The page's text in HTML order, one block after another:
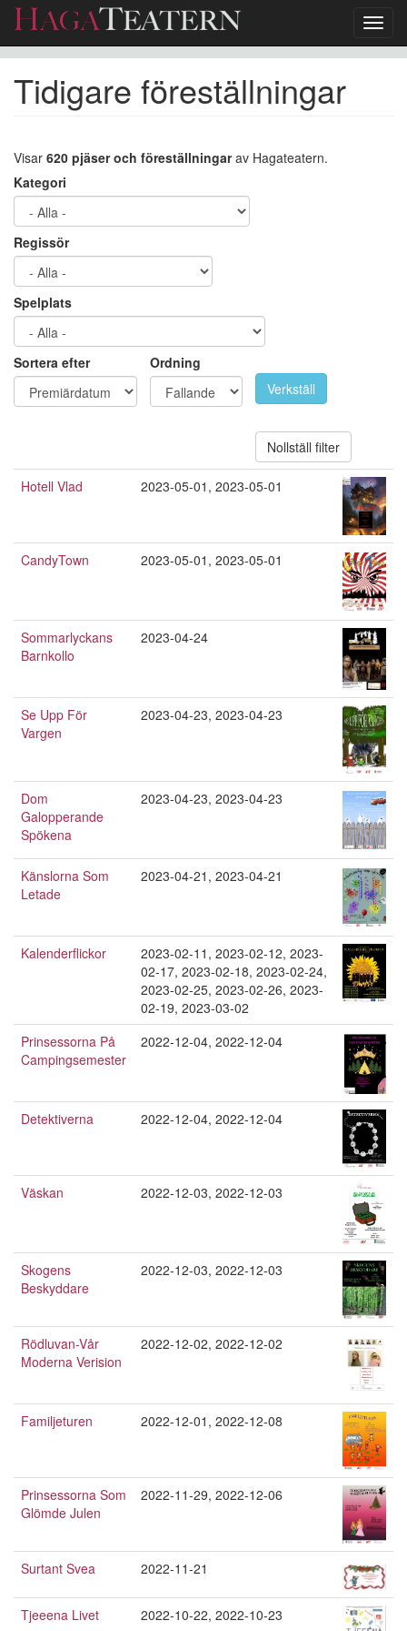
huvudinnehåll
Tidigare föreställningar
Visar 620 pjäser och föreställningarav Hagateatern.
Kategori
Regissör
Spelplats
Sortera efter
Ordning
Verkställ
Nollställ filter
Hotell Vlad 2023-05-01 , 2023-05-01
CandyTown 2023-05-01 , 2023-05-01
Sommarlyckans
Barnkollo
2023-04-24
Se Upp För
Vargen
2023-04-23, 2023-04-23
Dom
Galopperande
Spökena
2023-04-23, 2023-04-23
Känslorna Som
Letade
2023-04-21 , 2023-04-21
Kalenderflickor 2023-02-11 , 2023-02-12, 2023-
02-17, 2023-02-18, 2023-02-24,
2023-02-25, 2023-02-26, 2023-
02-19, 2023-03-02
Prinsessorna På
Campingsemester
2022-12-04, 2022-12-04
Detektiverna 2022-12-04, 2022-12-04
Väskan 2022-12-03, 2022-12-03
Skogens
Beskyddare
2022-12-03, 2022-12-03
Rödluvan-Vår
Moderna Verision
2022-12-02, 2022-12-02
Familjeturen 2022-12-01 , 2022-12-08
Prinsessorna Som
Glömde Julen
2022-11-29, 2022-12-06
Surtant Svea 2022-11-21
Tjeeena Livet 2022-10-22, 2022-10-23